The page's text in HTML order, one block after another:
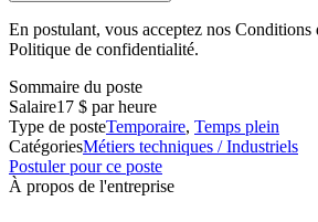
En postulant, vous acceptez nos Conditions
Politique de confidentialité.
Sommaire du poste
Salaire17 $ par heure
Type de posteTemporaire, Temps plein
CatégoriesMétiers techniques / Industriels
Postuler pour ce poste
À propos de l'entreprise